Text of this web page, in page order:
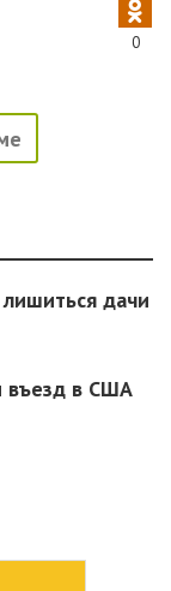
0
дачи
въезд в США